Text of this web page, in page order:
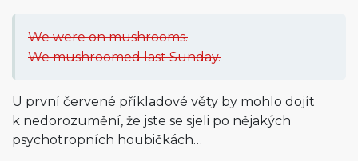
We were on mushrooms.
We mushroomed last Sunday.
U první červené příkladové věty by mohlo dojít
k nedorozumění, že jste se sjeli po nějakých
psychotropních houbičkách…